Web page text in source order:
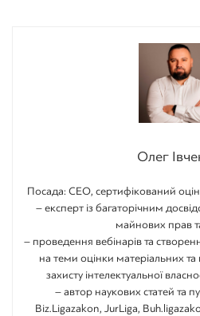
Олег
Посада: CEO, сертифікований
– експерт із багаторічним
майнових прав
– проведення вебінарів та
на теми оцінки матеріальних та
захисту інтелектуальної
– автор наукових статей та
Biz.Ligazakon, JurLiga,